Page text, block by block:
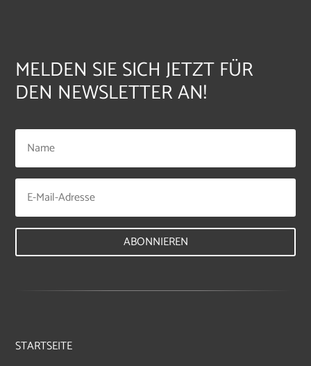
MELDEN SIE SICH JETZT FÜR
DEN NEWSLETTER AN!
ABONNIEREN
STARTSEITE